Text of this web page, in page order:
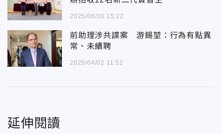
2025/06/30 15:22
前助理涉共諜案 游錫堃：行為有點異
常、未續聘
2025/04/02 11:52
延伸閱讀